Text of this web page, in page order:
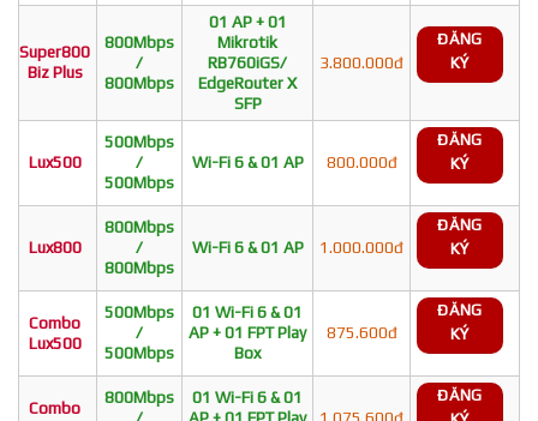
Super800
Biz Plus
800Mbps
/
800Mbps
01 AP + 01
Mikrotik
RB760iGS/
EdgeRouter X
SFP
3.800.000đ
ĐĂNG
KÝ
Lux500
500Mbps
/
500Mbps
Wi-Fi 6 & 01 AP 800.000đ
ĐĂNG
KÝ
Lux800
800Mbps
/
800Mbps
Wi-Fi 6 & 01 AP 1.000.000đ
ĐĂNG
KÝ
Combo
Lux500
500Mbps
/
500Mbps
01 Wi-Fi 6 & 01
AP + 01 FPT Play
Box
875.600đ
ĐĂNG
KÝ
Combo
800Mbps
01 Wi-Fi 6 & 01
ĐĂNG